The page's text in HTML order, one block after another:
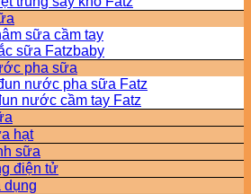
sữa cầm tay
sữa Fatzbaby
pha sữa
nước pha sữa Fatz
nước cầm tay Fatz
hạt
sữa
điện tử
dụng